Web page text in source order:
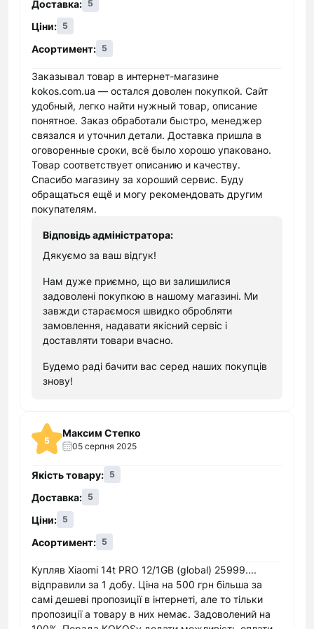
найширший вибір аксесуарів (чохли, плівки,
кейси, шнури.).
Асортимент товарів оновлюється настільки
часто, що покупець має практично
стовідсоткову гарантію придбання потрібної
моделі. Ще одно перевага інтернет-магазину
електроніки "Кокос" - це структурований сайт,
який робить процес купівлі не просто зручним,
але і приємним з естетичної точки зору.
Зокрема, на сайті представлені наступні
категорії:
вимога до придбання продукції такого плану -
надійність постачальника. Представники
містах України готові гарантувати наявність
виключно фірмових деталей в асортименті. В
наявності завжди є основні моделі iPhone,
iPad, iPod, а також різні аксесуари для них.
ексклюзивні продукти Apple, які досить
складно знайти на території України. Не варто
угоди, оскільки "Кокос" обов'язково надає
довгострокову гарантію на продукцію
подібного плану.
Мобільні телефони від більш ніж 20 світових
виробників. У зв'язку з тим, що наш онлайн-
магазин електроніки доступний для усіх, він
надає переконливий вибір гаджетів на будь-
який бюджет. Будь-який покупець зможе
кількістю функцій. При цьому вибір
естетичних характеристик мобільного
телефону - форми або дизайну, залежить
виключно від вас. У покупця нашого магазину
Доставка: 5
Ціни: 5
Асортимент: 5
Заказывал товар в интернет-магазине
kokos.com.ua — остался доволен покупкой. Сайт
удобный, легко найти нужный товар, описание
понятное. Заказ обработали быстро, менеджер
связался и уточнил детали. Доставка пришла в
оговоренные сроки, всё было хорошо упаковано.
Товар соответствует описанию и качеству.
Спасибо магазину за хороший сервис. Буду
обращаться ещё и могу рекомендовать другим
покупателям.
Відповідь адміністратора:
Дякуємо за ваш відгук!
Нам дуже приємно, що ви залишилися
задоволені покупкою в нашому магазині. Ми
завжди стараємося швидко обробляти
замовлення, надавати якісний сервіс і
доставляти товари вчасно.
Будемо раді бачити вас серед наших покупців
знову!
5
Максим Степко
05 серпня 2025
Якість товару: 5
Доставка: 5
Ціни: 5
Асортимент: 5
Купляв Xiaomi 14t PRO 12/1GB (global) 25999....
відправили за 1 добу. Ціна на 500 грн більша за
самі дешеві пропозиції в інтернеті, але то тільки
пропозиції а товару в них немає. Задоволений на